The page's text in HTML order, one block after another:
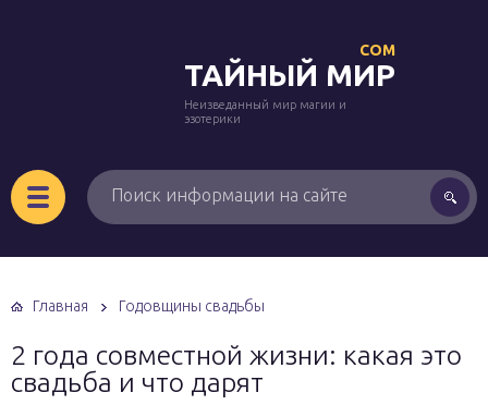
ТАЙНЫЙ МИР
COM
Неизведанный мир магии и
эзотерики
Главная Годовщины свадьбы
2 года совместной жизни: какая это
свадьба и что дарят